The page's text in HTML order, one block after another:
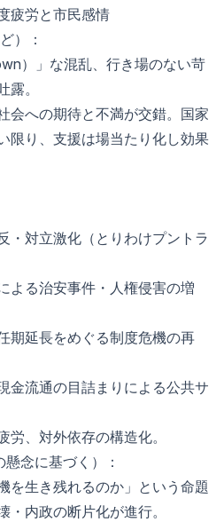
疲労と市民感情
）：
）」な混乱、行き場のない苛
。
会への期待と不満が交錯。国家
限り、支援は場当たり化し効果
・対立激化（とりわけプントラ
よる治安事件・人権侵害の増
期延長をめぐる制度危機の再
金流通の目詰まりによる公共サ
、対外依存の構造化。
念に基づく）：
を生き残れるのか」という命題
内政の断片化が進行。